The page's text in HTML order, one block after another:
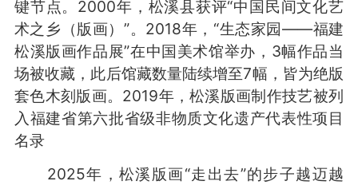
键节点。2000年，松溪县获评“中国民间文化艺
术之乡（版画）”。2018年，“生态家园——福建
松溪版画作品展”在中国美术馆举办，3幅作品当
场被收藏，此后馆藏数量陆续增至7幅，皆为绝版
套色木刻版画。2019年，松溪版画制作技艺被列
入福建省第六批省级非物质文化遗产代表性项目
名录
2025年，松溪版画“走出去”的步子越迈越